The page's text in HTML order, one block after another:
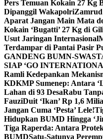
Pers Temuan Kokain 27 Kg
Dipanggil Wakapolri
Aparat Jangan Main Mata
Kokain ‘Bugatti’ 27 Kg di
Usut Jaringan Internasional
Terdampar di Pantai Pasir
GANDENG BUMN-
SIAP ‘GO
Ramli Kedepankan
KDKMP Sumenep: Antara
Lahan di 93 DesaRabu
FauziDuit ‘Ikan’ Rp 1,6
Jangan Cuma ‘Pesta’ Lele!
Hidupkan BUMD Hingga
Tiga Raperda: Antara
BUMDSatu-Satunya